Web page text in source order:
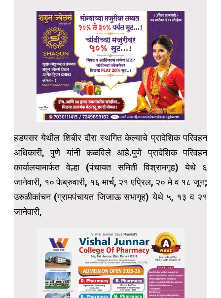
हडपसर येथील शिबीर दौरा स्थगित केल्याचे प्रादेशिक परिवहन
अधिकारी, पुणे यांनी कळविले आहे.पुणे प्रादेशिक परिवहन
कार्यालयामार्फत वेल्हा (पंचायत समिती विश्रामगृह) येथे ६
जानेवारी, १० फेब्रुवारी, १६ मार्च, २१ एप्रिल, २० मे व १८ जून;
उरुळीकांचन (ग्रामपंचायत जिजाऊ सभागृह) येथे ५, १३ व २१
जानेवारी,